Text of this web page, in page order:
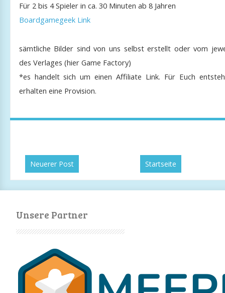
Für 2 bis 4 Spieler in ca. 30 Minuten ab 8 Jahren
Boardgamegeek Link
sämtliche Bilder sind von uns selbst erstellt oder vom
des Verlages (hier Game Factory)
*es handelt sich um einen Affiliate Link. Für Euch
erhalten eine Provision.
Neuerer Post Startseite
Unsere Partner